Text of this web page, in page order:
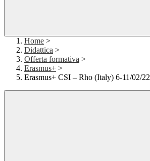
Home >
Didattica >
Offerta formativa >
Erasmus+ >
Erasmus+ CSI – Rho (Italy) 6-11/02/22